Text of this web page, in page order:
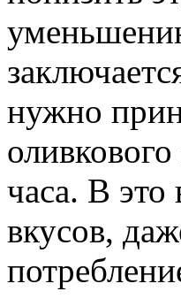
нужно
часа. В это
вкусов,